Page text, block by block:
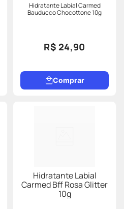
Hidratante Labial Carmed
Bauducco Chocottone 10g
R$ 24,90
Comprar
Hidratante Labial
Carmed Bff Rosa Glitter
10g